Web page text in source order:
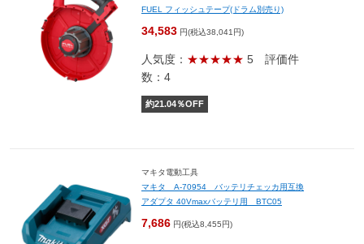
FUEL フィッシュテープ(ドラム別売り)
34,583 円(税込38,041円)
人気度： ★★★★★ 5 評価件
数：4
約21.04％OFF
マキタ電動工具
マキタ A-70954 バッテリチェッカ用互換
アダプタ 40Vmaxバッテリ用 BTC05
7,686 円(税込8,455円)